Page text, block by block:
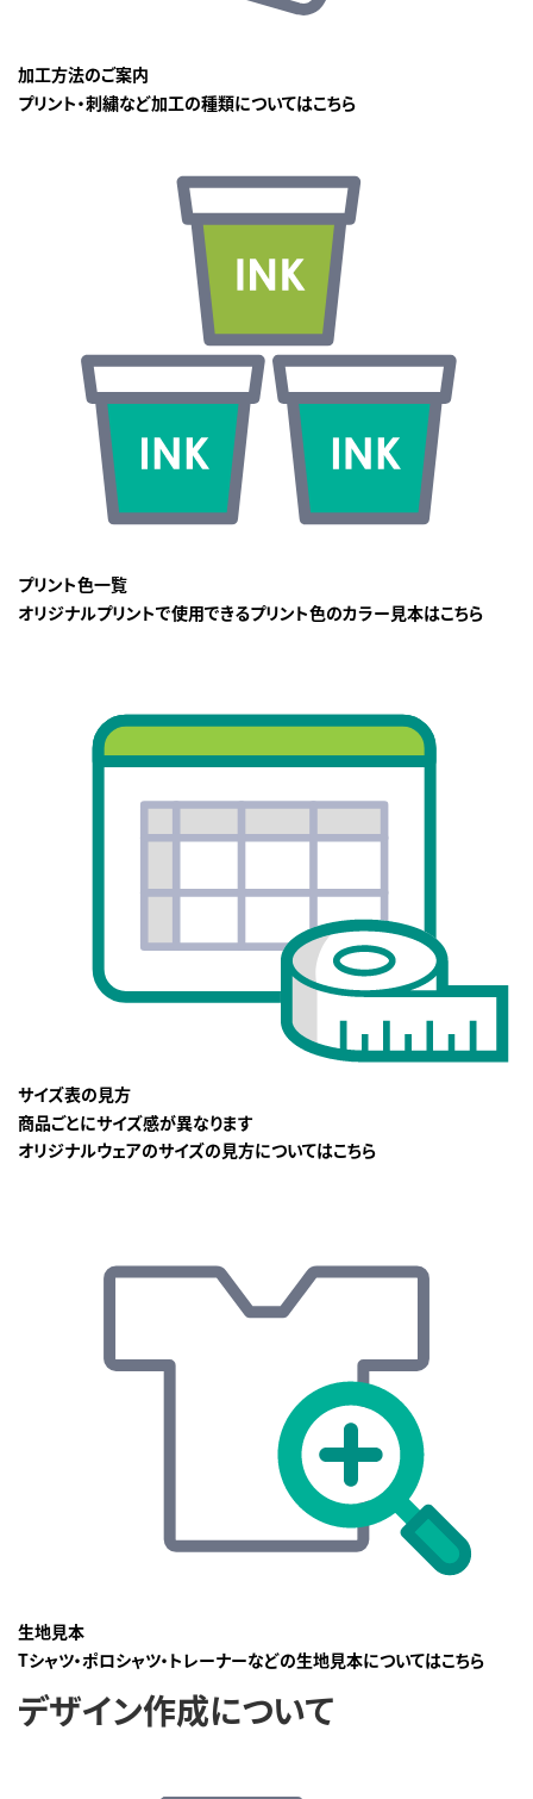
加工方法のご案内
プリント・刺繍など加工の種類についてはこちら
プリント色一覧
オリジナルプリントで使用できるプリント色のカラー見本はこちら
サイズ表の見方
商品ごとにサイズ感が異なります
オリジナルウェアのサイズの見方についてはこちら
生地見本
Tシャツ・ポロシャツ・トレーナーなどの生地見本についてはこちら
デザイン作成について